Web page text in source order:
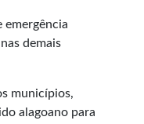
demais
municípios,
alagoano para